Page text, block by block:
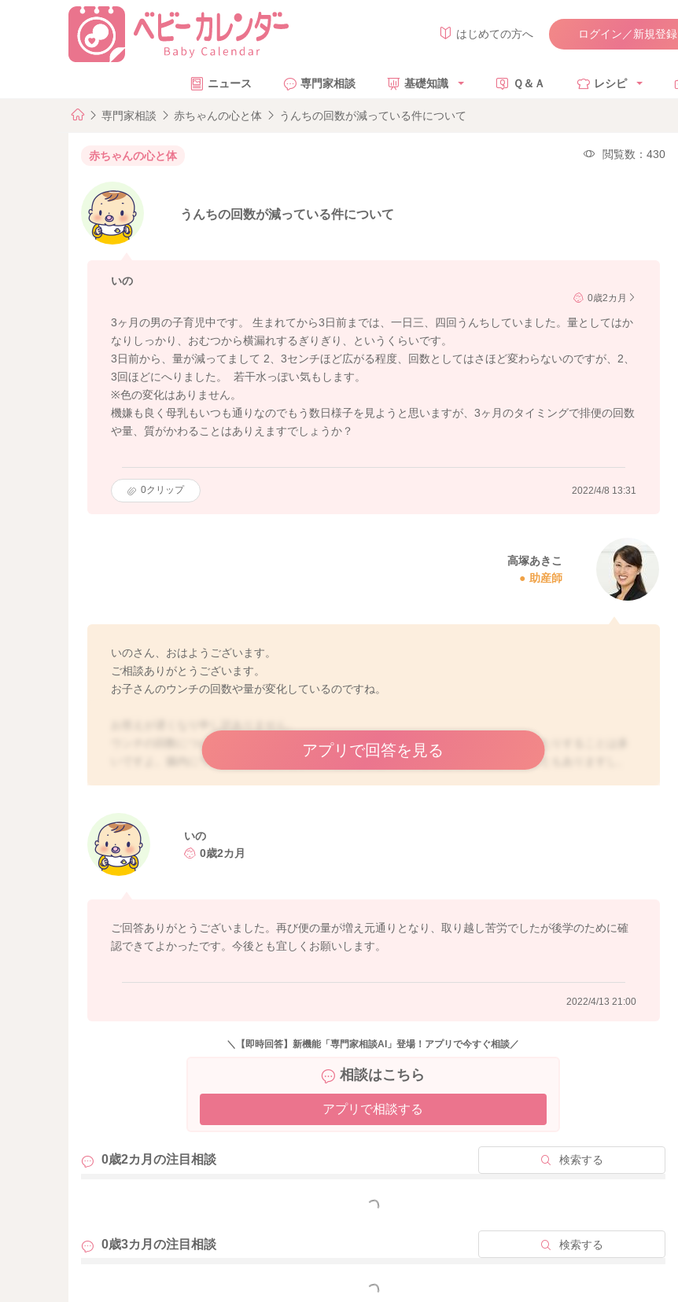
はじめての方へ ログイン／新規登録
ニュース 専門家相談 基礎知識 Ｑ＆Ａ レシピ
専門家相談 赤ちゃんの心と体 うんちの回数が減っている件について
赤ちゃんの心と体 閲覧数：430
うんちの回数が減っている件について
いの
0歳2カ月
3ヶ月の男の子育児中です。 生まれてから3日前までは、一日三、四回うんちしていました。量としてはか
なりしっかり、おむつから横漏れするぎりぎり、というくらいです。
3日前から、量が減ってまして 2、3センチほど広がる程度、回数としてはさほど変わらないのですが、2、
3回ほどにへりました。 若干水っぽい気もします。
※色の変化はありません。
機嫌も良く母乳もいつも通りなのでもう数日様子を見ようと思いますが、3ヶ月のタイミングで排便の回数
や量、質がかわることはありえますでしょうか？
0クリップ 2022/4/8 13:31
高塚あきこ
助産師
いのさん、おはようございます。
ご相談ありがとうございます。
お子さんのウンチの回数や量が変化しているのですね。
ウンチの回数についてですが、成長とともに、ウンチの性状が変化したり、回数が減ったりすることは多
いですよ。腸内にウンチを溜めることが出来るようになってくることで、回数が減ることもありますし、
子さんが特に苦しがるようなことがなければ、ご様子を見ていただいて特に問題はないかと思います。お
子さんが苦しがることがあったり、便秘が続いて吐き戻しが増えてしまったりすることがなければ、今の
ペースがお子さんなりの排便のペースとしてお考えいただいて良いと思いますよ。
アプリで回答を見る
いの
0歳2カ月
ご回答ありがとうございました。再び便の量が増え元通りとなり、取り越し苦労でしたが後学のために確
認できてよかったです。今後とも宜しくお願いします。
2022/4/13 21:00
＼【即時回答】新機能「専門家相談AI」登場！アプリで今すぐ相談／
相談はこちら
アプリで相談する
0歳2カ月の注目相談 検索する
もっと見る
0歳3カ月の注目相談 検索する
もっと見る